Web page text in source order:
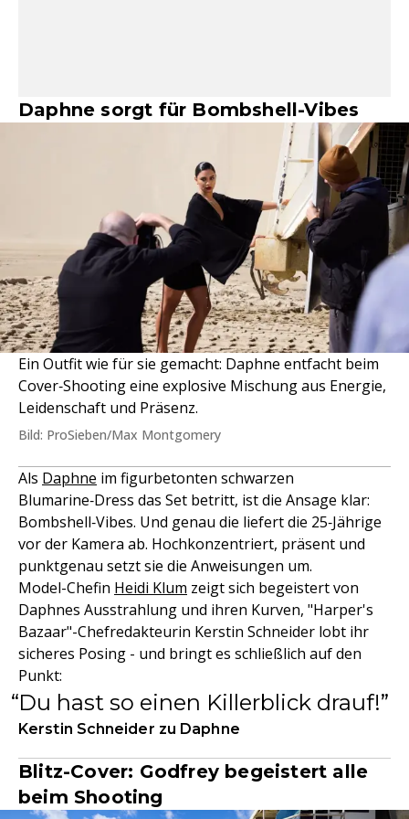
Daphne sorgt für Bombshell-Vibes
Ein Outfit wie für sie gemacht: Daphne entfacht beim
Cover‑Shooting eine explosive Mischung aus Energie,
Leidenschaft und Präsenz.
Bild: ProSieben/Max Montgomery
Als Daphne im figurbetonten schwarzen
Blumarine‑Dress das Set betritt, ist die Ansage klar:
Bombshell‑Vibes. Und genau die liefert die 25‑Jährige
vor der Kamera ab. Hochkonzentriert, präsent und
punktgenau setzt sie die Anweisungen um.
Model-Chefin Heidi Klum zeigt sich begeistert von
Daphnes Ausstrahlung und ihren Kurven, "Harper's
Bazaar"-Chefredakteurin Kerstin Schneider lobt ihr
sicheres Posing - und bringt es schließlich auf den
Punkt:
Du hast so einen Killerblick drauf!
Kerstin Schneider zu Daphne
Blitz-Cover: Godfrey begeistert alle
beim Shooting